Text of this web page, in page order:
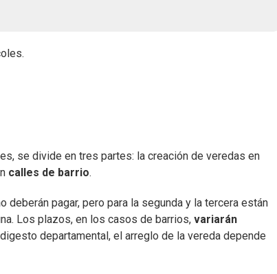
se divide en tres partes: la creación de veredas en
calles de barrio.
deberán pagar, pero para la segunda y la tercera están
Los plazos, en los casos de barrios, variarán
departamental, el arreglo de la vereda depende